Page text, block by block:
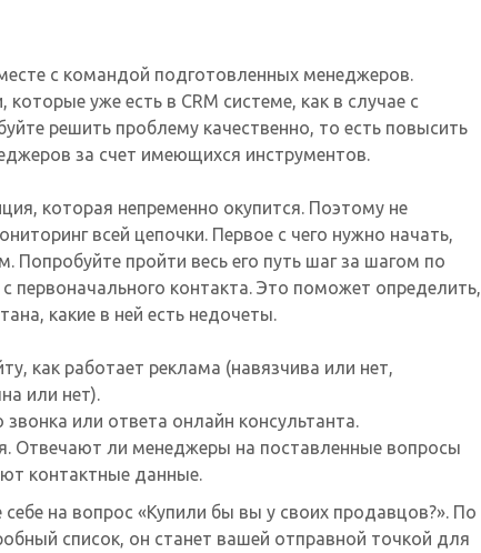
с командой подготовленных менеджеров.
уже есть в CRM системе, как в случае с
решить проблему качественно, то есть повысить
за счет имеющихся инструментов.
которая непременно окупится. Поэтому не
всей цепочки. Первое с чего нужно начать,
Попробуйте пройти весь его путь шаг за шагом по
первоначального контакта. Это поможет определить,
какие в ней есть недочеты.
как работает реклама (навязчива или нет,
или нет).
или ответа онлайн консультанта.
Отвечают ли менеджеры на поставленные вопросы
контактные данные.
на вопрос «Купили бы вы у своих продавцов?». По
список, он станет вашей отправной точкой для